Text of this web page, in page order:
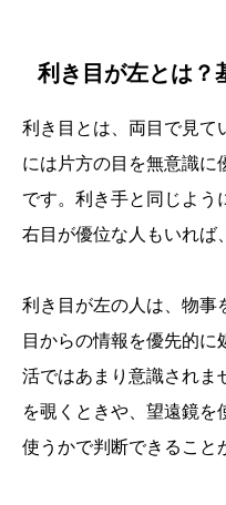
利き目が左とは？
利き目とは、両目で見て
には片方の目を無意識に
です。利き手と同じよう
右目が優位な人もいれば
利き目が左の人は、物事
目からの情報を優先的に
活ではあまり意識されま
を覗くときや、望遠鏡を
使うかで判断できること